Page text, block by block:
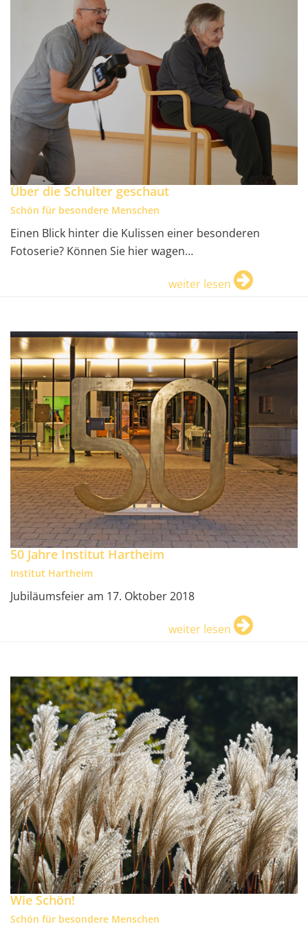
Über die Schulter geschaut
Schön für besondere Menschen
Einen Blick hinter die Kulissen einer besonderen
Fotoserie? Können Sie hier wagen…
weiter lesen
50 Jahre Institut Hartheim
Institut Hartheim
Jubiläumsfeier am 17. Oktober 2018
weiter lesen
Wie Schön!
Schön für besondere Menschen